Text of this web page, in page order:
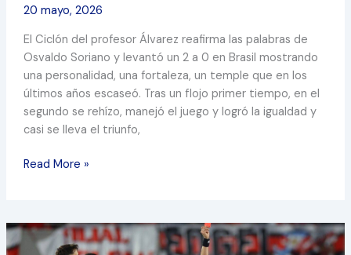
20 mayo, 2026
El Ciclón del profesor Álvarez reafirma las palabras de
Osvaldo Soriano y levantó un 2 a 0 en Brasil mostrando
una personalidad, una fortaleza, un temple que en los
últimos años escaseó. Tras un flojo primer tiempo, en el
segundo se rehízo, manejó el juego y logró la igualdad y
casi se lleva el triunfo,
Read More »
DIGNIDAD